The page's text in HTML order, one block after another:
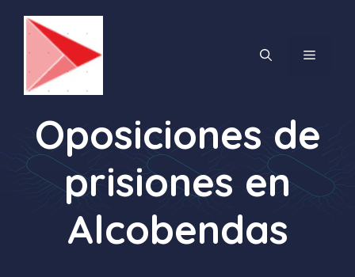
contenido
MENÚ
Oposiciones de
prisiones en
Alcobendas